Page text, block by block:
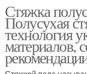
Стяжка
Полусухая
технология
материалов,